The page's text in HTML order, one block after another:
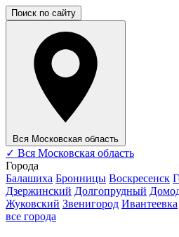
Поиск по сайту
Вся Московская область
✓ Вся Московская область
Города
Балашиха Бронницы Воскресенск
Дзержинский Долгопрудный
Жуковский Звенигород Ивантеевка
все города